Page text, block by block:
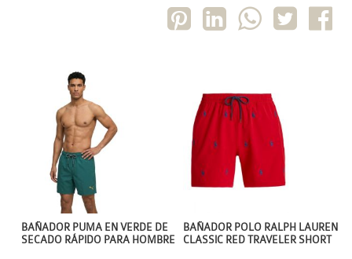
BAÑADOR POLO RALPH LAUREN
CLASSIC RED TRAVELER SHORT
BAÑADOR PUMA EN VERDE DE
SECADO RÁPIDO PARA HOMBRE